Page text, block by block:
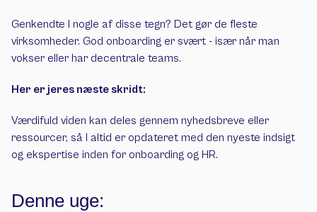
Genkendte I nogle af disse tegn? Det gør de fleste
virksomheder. God onboarding er svært - især når man
vokser eller har decentrale teams.
Her er jeres næste skridt:
Værdifuld viden kan deles gennem nyhedsbreve eller
ressourcer, så I altid er opdateret med den nyeste indsigt
og ekspertise inden for onboarding og HR.
Denne uge: